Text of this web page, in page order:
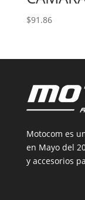
$91.86
Motocom es
en Mayo del
y accesorios